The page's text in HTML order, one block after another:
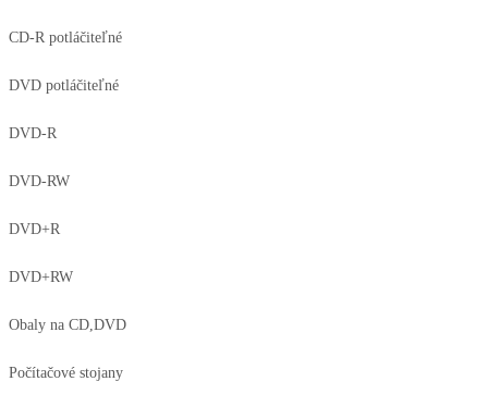
CD-R potláčiteľné
DVD potláčiteľné
DVD-R
DVD-RW
DVD+R
DVD+RW
Obaly na CD,DVD
Počítačové stojany